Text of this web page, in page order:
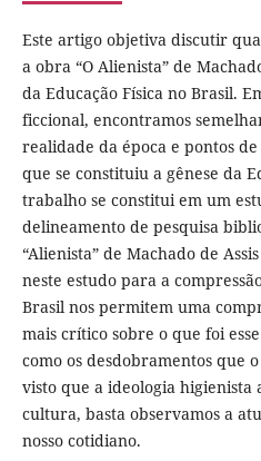
Este artigo objetiva discutir
a obra “O Alienista” de
da Educação Física no Brasil.
ficcional, encontramos
realidade da época e pontos
que se constituiu a gênese da
trabalho se constitui em um
delineamento de pesquisa
“Alienista” de Machado de
neste estudo para a
Brasil nos permitem uma
mais crítico sobre o que foi
como os desdobramentos que
visto que a ideologia higienista
cultura, basta observamos a
nosso cotidiano.